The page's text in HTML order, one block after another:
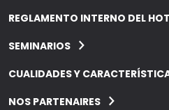
REGLAMENTO INTERNO DEL
SEMINARIOS
CUALIDADES Y
NOS PARTENAIRES